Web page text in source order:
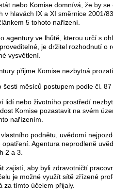
nebo Komise domnívá, že by
v hlavách IX a XI směrnice 2001/
5 tohoto nařízení.
agentury ve lhůtě, kterou určí s
je držitel rozhodnutí o
vysvětlení.
přijme Komise nezbytná
šesti měsíců postupem podle čl.
lidí nebo životního prostředí
Komise pozastavit na svém
nařízením.
podnětu, uvědomí
Agentura neprodleně
2 a 3.
zajistí, aby byli zdravotničtí
je možné využít sítě zřízené
za tímto účelem přijaly.